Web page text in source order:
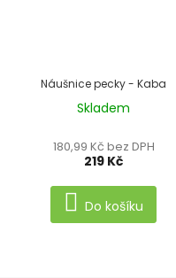
Náušnice pecky - Kaba
Průměrné
produktu
Skladem
180,99 Kč bez DPH
219 Kč
Do košíku